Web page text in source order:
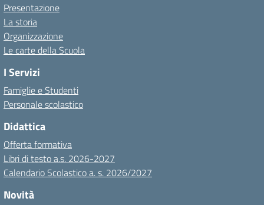
Presentazione
La storia
Organizzazione
Le carte della Scuola
I Servizi
Famiglie e Studenti
Personale scolastico
Didattica
Offerta formativa
Libri di testo a.s. 2026-2027
Calendario Scolastico a. s. 2026/2027
Novità